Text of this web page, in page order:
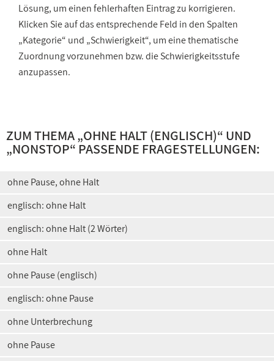
Lösung, um einen fehlerhaften Eintrag zu korrigieren.
Klicken Sie auf das entsprechende Feld in den Spalten
„Kategorie“ und „Schwierigkeit“, um eine thematische
Zuordnung vorzunehmen bzw. die Schwierigkeitsstufe
anzupassen.
ZUM THEMA „OHNE HALT (ENGLISCH)“ UND
„NONSTOP“ PASSENDE FRAGESTELLUNGEN:
ohne Pause, ohne Halt
englisch: ohne Halt
englisch: ohne Halt (2 Wörter)
ohne Halt
ohne Pause (englisch)
englisch: ohne Pause
ohne Unterbrechung
ohne Pause